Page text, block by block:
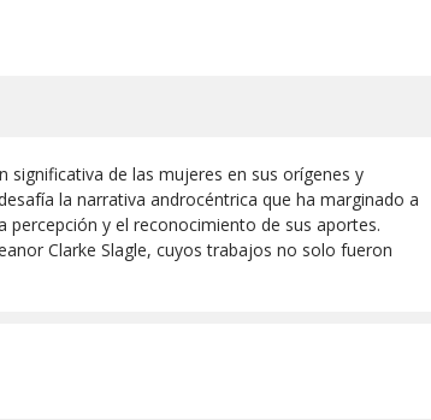
significativa de las mujeres en sus orígenes y
la narrativa androcéntrica que ha marginado a
y el reconocimiento de sus aportes.
Clarke Slagle, cuyos trabajos no solo fueron